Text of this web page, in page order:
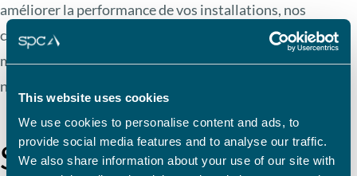
This website uses cookies
We use cookies to personalise content and ads, to
provide social media features and to analyse our traffic.
We also share information about your use of our site with
améliorer la performance de vos installations, nos
consultants disposent d’un large référentiel
méthodologique et documentaire, ainsi que de très
nombreux retours d’expérience.
SCADA, DCS… Des